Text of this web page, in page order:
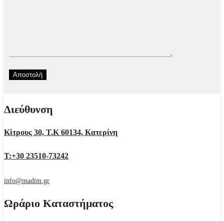
Διεύθυνση
Κίτρους 30, Τ.Κ 60134, Κατερίνη
Τ:+30 23510-73242
info@madim.gr
Ωράριο Καταστήματος